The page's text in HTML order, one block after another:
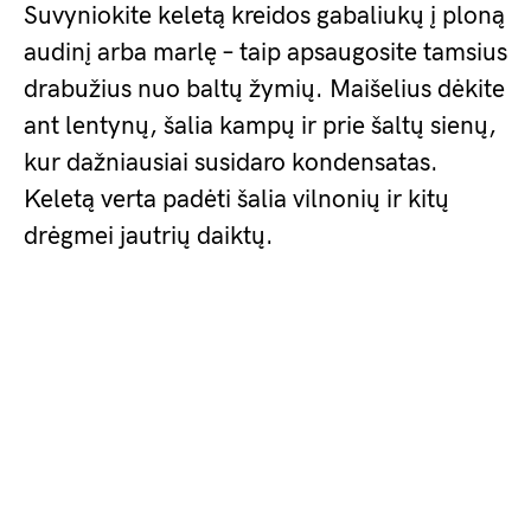
Suvyniokite keletą kreidos gabaliukų į ploną
audinį arba marlę – taip apsaugosite tamsius
drabužius nuo baltų žymių. Maišelius dėkite
ant lentynų, šalia kampų ir prie šaltų sienų,
kur dažniausiai susidaro kondensatas.
Keletą verta padėti šalia vilnonių ir kitų
drėgmei jautrių daiktų.